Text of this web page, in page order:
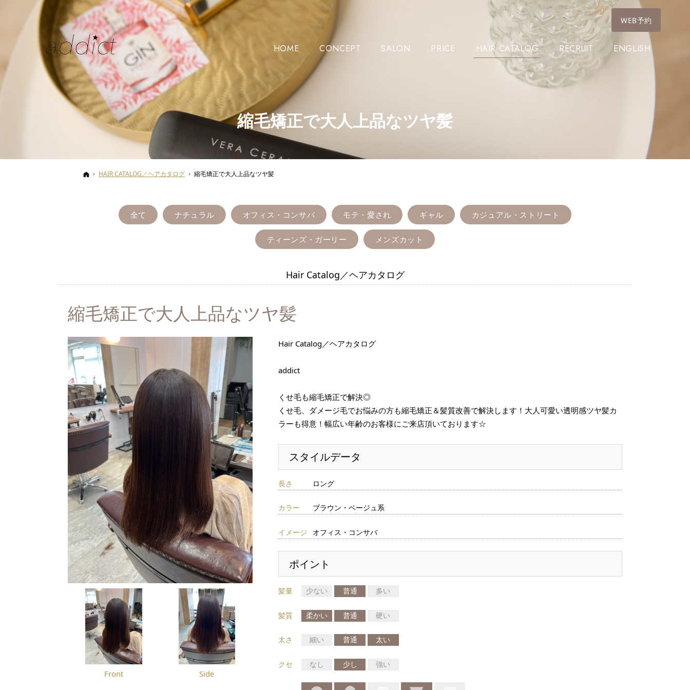
縮毛矯正で大人上品なツヤ髪
ホーム
HAIR CATALOG／ヘアカタログ 縮毛矯正で大人上品なツヤ髪
全て ナチュラル オフィス・コンサバ モテ・愛され ギャル カジュアル・ストリート
ティーンズ・ガーリー メンズカット
Hair Catalog／ヘアカタログ
縮毛矯正で大人上品なツヤ髪
Front Side
Hair Catalog／ヘアカタログ
addict
くせ毛も縮毛矯正で解決◎
くせ毛、ダメージ毛でお悩みの方も縮毛矯正＆髪質改善で解決します！大人可愛い透明感ツヤ髪カ
ラーも得意！幅広い年齢のお客様にご来店頂いております☆
スタイルデータ
長さ ロング
カラー ブラウン・ベージュ系
イメージ オフィス・コンサバ
ポイント
髪量 少ない 普通 多い
髪質 柔かい 普通 硬い
太さ 細い 普通 太い
クセ なし 少し 強い
WEB予約
HOME CONCEPT SALON PRICE HAIR CATALOG RECRUIT ENGLISH